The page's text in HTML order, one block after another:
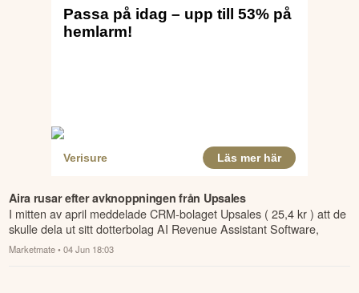
Aira rusar efter avknoppningen från Upsales
I mitten av april meddelade CRM-bolaget Upsales ( 25,4 kr ) att de
skulle dela ut sitt dotterbolag AI Revenue Assistant Software,
förkortat ...
Marketmate • 04 Jun 18:03